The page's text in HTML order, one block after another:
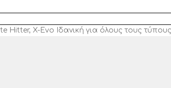
X-Evo Ιδανική για όλους τους